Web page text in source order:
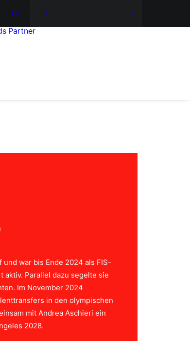
DE FR
Partner
war bis Ende 2024 als FIS-
Parallel dazu segelte sie
Im November 2024
in den olympischen
mit Andrea Aschieri ein
2028.